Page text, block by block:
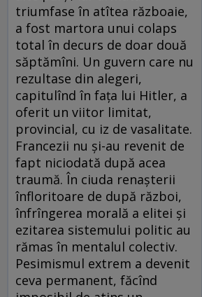
triumfase în atîtea războaie,
a fost martora unui colaps
total în decurs de doar două
săptămîni. Un guvern care nu
rezultase din alegeri,
capitulînd în faţa lui Hitler, a
oferit un viitor limitat,
provincial, cu iz de vasalitate.
Francezii nu şi-au revenit de
fapt niciodată după acea
traumă. În ciuda renaşterii
înfloritoare de după război,
înfrîngerea morală a elitei şi
ezitarea sistemului politic au
rămas în mentalul colectiv.
Pesimismul extrem a devenit
ceva permanent, făcînd